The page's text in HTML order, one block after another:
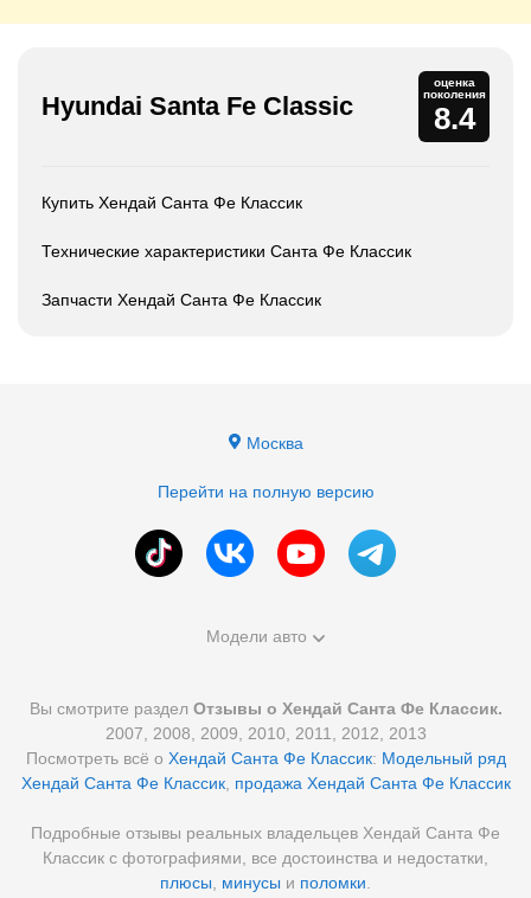
Hyundai Santa Fe Classic
оценка
поколения
8.4
Купить Хендай Санта Фе Классик
Технические характеристики Санта Фе Классик
Запчасти Хендай Санта Фе Классик
Москва
Перейти на полную версию
Модели авто
Вы смотрите раздел Отзывы о Хендай Санта Фе Классик.
2007, 2008, 2009, 2010, 2011, 2012, 2013
Посмотреть всё о Хендай Санта Фе Классик: Модельный ряд
Хендай Санта Фе Классик, продажа Хендай Санта Фе Классик
Подробные отзывы реальных владельцев Хендай Санта Фе
Классик с фотографиями, все достоинства и недостатки,
плюсы
минусы и поломки